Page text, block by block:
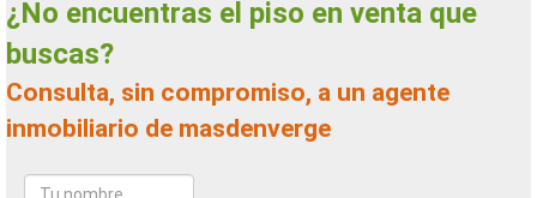
¿No encuentras el piso en venta que
buscas?
Consulta, sin compromiso, a un agente
inmobiliario de masdenverge